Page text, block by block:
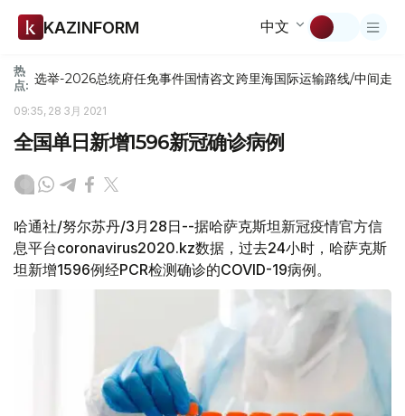
KAZINFORM 中文
热
点: 选举-2026总统府任免事件国情咨文跨里海国际运输路线/中间走廊
09:35, 28 3月 2021
全国单日新增1596新冠确诊病例
哈通社/努尔苏丹/3月28日--据哈萨克斯坦新冠疫情官方信
息平台coronavirus2020.kz数据，过去24小时，哈萨克斯
坦新增1596例经PCR检测确诊的COVID-19病例。